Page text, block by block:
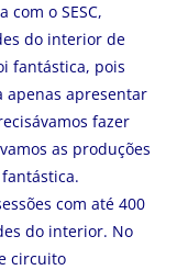
o SESC,
do interior de
fantástica, pois
apenas apresentar
fazer
as produções
com até 400
do interior. No
circuito